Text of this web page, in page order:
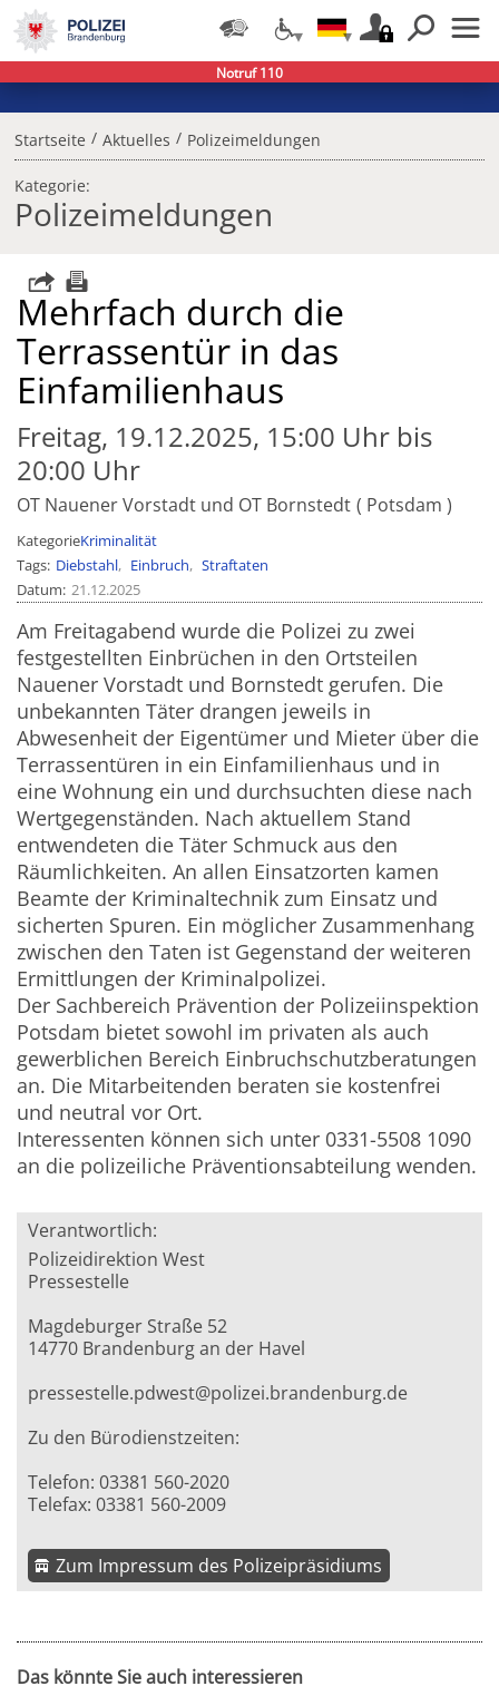
Startseite / Aktuelles / Polizeimeldungen
Kategorie:
Polizeimeldungen
Mehrfach durch die
Terrassentür in das
Einfamilienhaus
Freitag, 19.12.2025, 15:00 Uhr bis
20:00 Uhr
OT Nauener Vorstadt und OT Bornstedt Potsdam
KategorieKriminalität
Tags Diebstahl Einbruch
Straftaten
Datum 21.12.2025
Am Freitagabend wurde die Polizei zu zwei
festgestellten Einbrüchen in den Ortsteilen
Nauener Vorstadt und Bornstedt gerufen. Die
unbekannten Täter drangen jeweils in
Abwesenheit der Eigentümer und Mieter über die
Terrassentüren in ein Einfamilienhaus und in
eine Wohnung ein und durchsuchten diese nach
Wertgegenständen. Nach aktuellem Stand
entwendeten die Täter Schmuck aus den
Räumlichkeiten. An allen Einsatzorten kamen
Beamte der Kriminaltechnik zum Einsatz und
sicherten Spuren. Ein möglicher Zusammenhang
zwischen den Taten ist Gegenstand der weiteren
Ermittlungen der Kriminalpolizei.
Der Sachbereich Prävention der Polizeiinspektion
Potsdam bietet sowohl im privaten als auch
gewerblichen Bereich Einbruchschutzberatungen
an. Die Mitarbeitenden beraten sie kostenfrei
und neutral vor Ort.
Interessenten können sich unter 0331-5508 1090
an die polizeiliche Präventionsabteilung wenden.
Verantwortlich:
Polizeidirektion West
Pressestelle
Magdeburger Straße 52
14770 Brandenburg an der Havel
pressestelle.pdwest@polizei.brandenburg.de
Zu den Bürodienstzeiten:
Telefon: 03381 560-2020
Telefax: 03381 560-2009
Zum Impressum des Polizeipräsidiums
Das könnte Sie auch interessieren
Notruf 110